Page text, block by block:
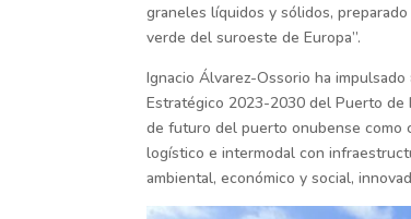
graneles líquidos y sólidos,
verde del suroeste de Europa”.
Ignacio Álvarez-Ossorio ha
Estratégico 2023-2030 del Puerto de
de futuro del puerto onubense como
logístico e intermodal con
ambiental, económico y social,